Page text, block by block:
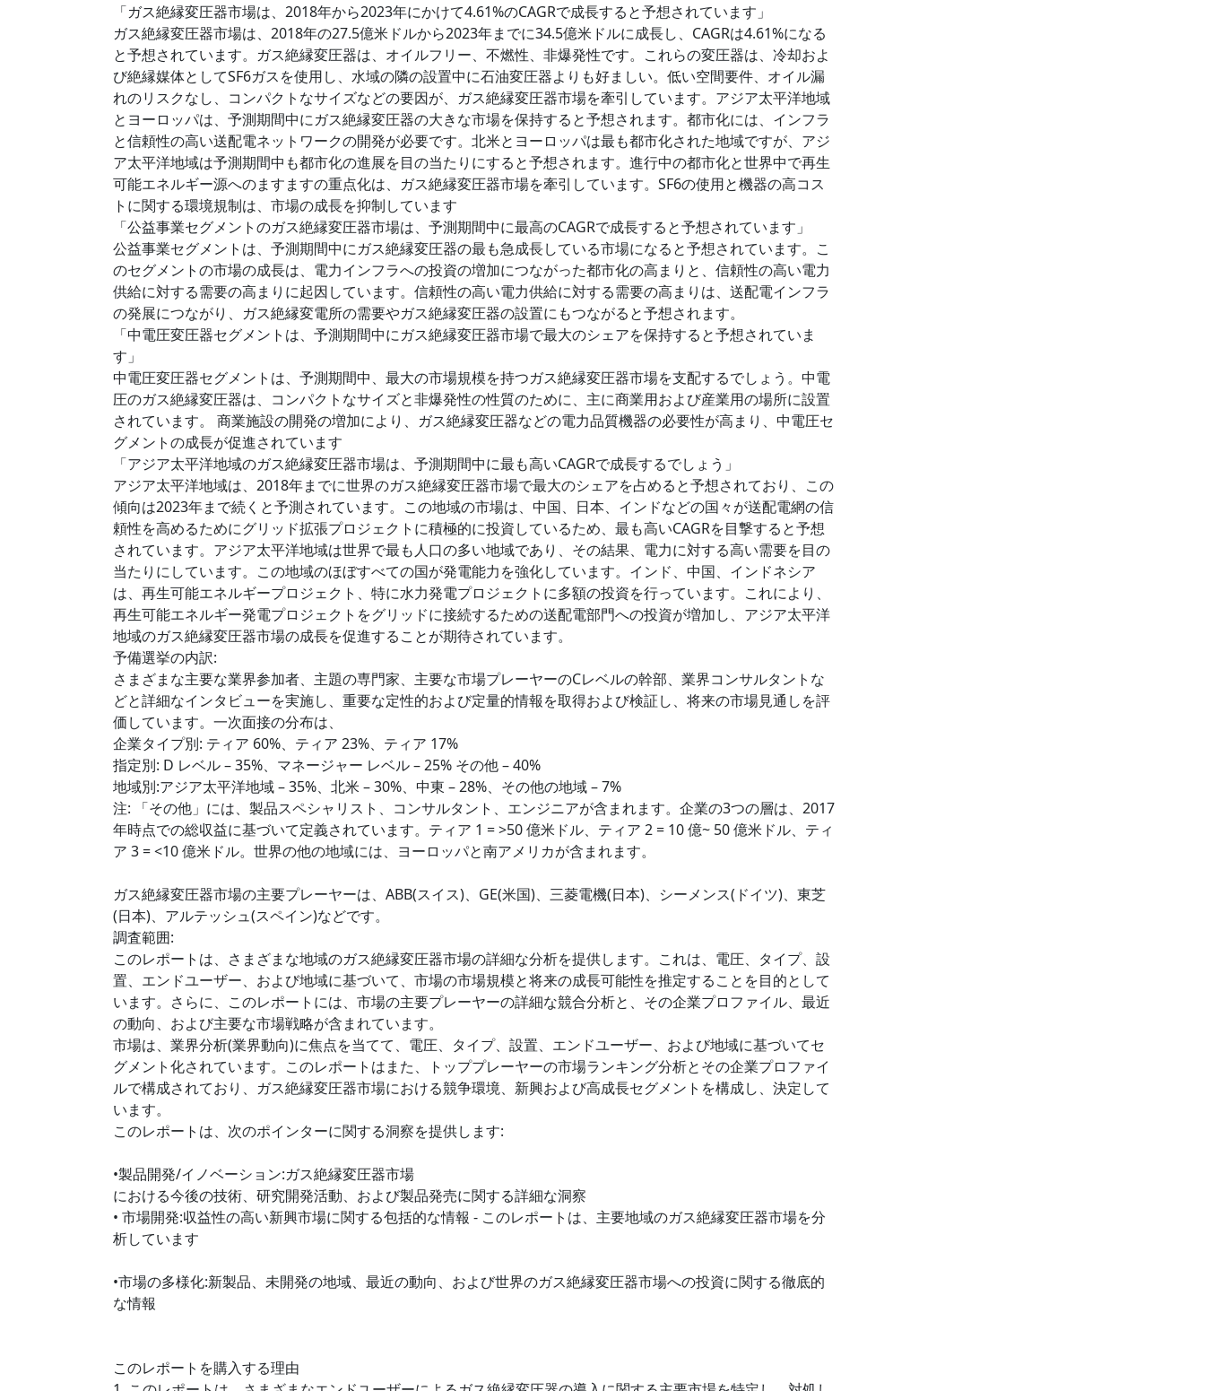
「ガス絶縁変圧器市場は、2018年から2023年にかけて4.61%のCAGRで成長すると予想されています」
ガス絶縁変圧器市場は、2018年の27.5億米ドルから2023年までに34.5億米ドルに成長し、CAGRは4.61%になる
と予想されています。ガス絶縁変圧器は、オイルフリー、不燃性、非爆発性です。これらの変圧器は、冷却およ
び絶縁媒体としてSF6ガスを使用し、水域の隣の設置中に石油変圧器よりも好ましい。低い空間要件、オイル漏
れのリスクなし、コンパクトなサイズなどの要因が、ガス絶縁変圧器市場を牽引しています。アジア太平洋地域
とヨーロッパは、予測期間中にガス絶縁変圧器の大きな市場を保持すると予想されます。都市化には、インフラ
と信頼性の高い送配電ネットワークの開発が必要です。北米とヨーロッパは最も都市化された地域ですが、アジ
ア太平洋地域は予測期間中も都市化の進展を目の当たりにすると予想されます。進行中の都市化と世界中で再生
可能エネルギー源へのますますの重点化は、ガス絶縁変圧器市場を牽引しています。SF6の使用と機器の高コス
トに関する環境規制は、市場の成長を抑制しています
「公益事業セグメントのガス絶縁変圧器市場は、予測期間中に最高のCAGRで成長すると予想されています」
公益事業セグメントは、予測期間中にガス絶縁変圧器の最も急成長している市場になると予想されています。こ
のセグメントの市場の成長は、電力インフラへの投資の増加につながった都市化の高まりと、信頼性の高い電力
供給に対する需要の高まりに起因しています。信頼性の高い電力供給に対する需要の高まりは、送配電インフラ
の発展につながり、ガス絶縁変電所の需要やガス絶縁変圧器の設置にもつながると予想されます。
「中電圧変圧器セグメントは、予測期間中にガス絶縁変圧器市場で最大のシェアを保持すると予想されていま
す」
中電圧変圧器セグメントは、予測期間中、最大の市場規模を持つガス絶縁変圧器市場を支配するでしょう。中電
圧のガス絶縁変圧器は、コンパクトなサイズと非爆発性の性質のために、主に商業用および産業用の場所に設置
されています。 商業施設の開発の増加により、ガス絶縁変圧器などの電力品質機器の必要性が高まり、中電圧セ
グメントの成長が促進されています
「アジア太平洋地域のガス絶縁変圧器市場は、予測期間中に最も高いCAGRで成長するでしょう」
アジア太平洋地域は、2018年までに世界のガス絶縁変圧器市場で最大のシェアを占めると予想されており、この
傾向は2023年まで続くと予測されています。この地域の市場は、中国、日本、インドなどの国々が送配電網の信
頼性を高めるためにグリッド拡張プロジェクトに積極的に投資しているため、最も高いCAGRを目撃すると予想
されています。アジア太平洋地域は世界で最も人口の多い地域であり、その結果、電力に対する高い需要を目の
当たりにしています。この地域のほぼすべての国が発電能力を強化しています。インド、中国、インドネシア
は、再生可能エネルギープロジェクト、特に水力発電プロジェクトに多額の投資を行っています。これにより、
再生可能エネルギー発電プロジェクトをグリッドに接続するための送配電部門への投資が増加し、アジア太平洋
地域のガス絶縁変圧器市場の成長を促進することが期待されています。
予備選挙の内訳:
さまざまな主要な業界参加者、主題の専門家、主要な市場プレーヤーのCレベルの幹部、業界コンサルタントな
どと詳細なインタビューを実施し、重要な定性的および定量的情報を取得および検証し、将来の市場見通しを評
価しています。一次面接の分布は、
企業タイプ別: ティア 60%、ティア 23%、ティア 17%
指定別: D レベル – 35%、マネージャー レベル – 25% その他 – 40%
地域別:アジア太平洋地域 – 35%、北米 – 30%、中東 – 28%、その他の地域 – 7%
注: 「その他」には、製品スペシャリスト、コンサルタント、エンジニアが含まれます。企業の3つの層は、2017
年時点での総収益に基づいて定義されています。ティア 1 = >50 億米ドル、ティア 2 = 10 億~ 50 億米ドル、ティ
ア 3 = <10 億米ドル。世界の他の地域には、ヨーロッパと南アメリカが含まれます。
ガス絶縁変圧器市場の主要プレーヤーは、ABB(スイス)、GE(米国)、三菱電機(日本)、シーメンス(ドイツ)、東芝
(日本)、アルテッシュ(スペイン)などです。
調査範囲:
このレポートは、さまざまな地域のガス絶縁変圧器市場の詳細な分析を提供します。これは、電圧、タイプ、設
置、エンドユーザー、および地域に基づいて、市場の市場規模と将来の成長可能性を推定することを目的として
います。さらに、このレポートには、市場の主要プレーヤーの詳細な競合分析と、その企業プロファイル、最近
の動向、および主要な市場戦略が含まれています。
市場は、業界分析(業界動向)に焦点を当てて、電圧、タイプ、設置、エンドユーザー、および地域に基づいてセ
グメント化されています。このレポートはまた、トッププレーヤーの市場ランキング分析とその企業プロファイ
ルで構成されており、ガス絶縁変圧器市場における競争環境、新興および高成長セグメントを構成し、決定して
います。
このレポートは、次のポインターに関する洞察を提供します:
•製品開発/イノベーション:ガス絶縁変圧器市場
における今後の技術、研究開発活動、および製品発売に関する詳細な洞察
• 市場開発:収益性の高い新興市場に関する包括的な情報 - このレポートは、主要地域のガス絶縁変圧器市場を分
析しています
•市場の多様化:新製品、未開発の地域、最近の動向、および世界のガス絶縁変圧器市場への投資に関する徹底的
な情報
このレポートを購入する理由